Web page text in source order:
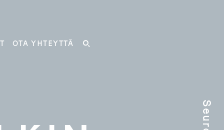
OTA YHTEYTTÄ